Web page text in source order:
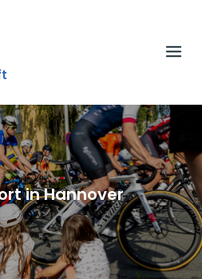
in Hannover